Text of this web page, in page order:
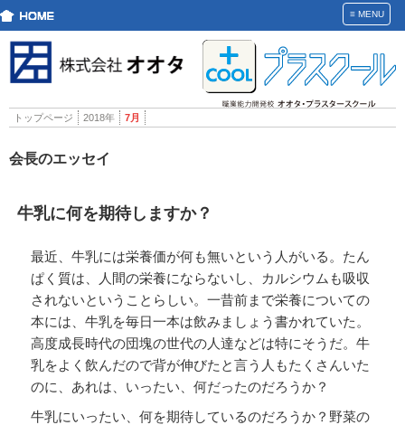
≡MENU
トップページ 2018年 7月
会長のエッセイ
牛乳に何を期待しますか？
最近、牛乳には栄養価が何も無いという人がいる。たん
ぱく質は、人間の栄養にならないし、カルシウムも吸収
されないということらしい。一昔前まで栄養についての
本には、牛乳を毎日一本は飲みましょう書かれていた。
高度成長時代の団塊の世代の人達などは特にそうだ。牛
乳をよく飲んだので背が伸びたと言う人もたくさんいた
のに、あれは、いったい、何だったのだろうか？
牛乳にいったい、何を期待しているのだろうか？野菜の